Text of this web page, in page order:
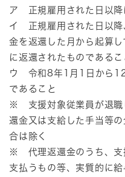
ア 正規雇用された日以降
イ 正規雇用された日以降
金を返還した月から起算
に返還されたものであるこ
ウ 令和8年1月1日から
であること
※ 支援対象従業員が退職
還金又は支給した手当等
合は除く
※ 代理返還金のうち、支
支払うもの等、実質的に